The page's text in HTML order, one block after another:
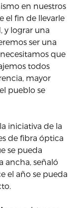
en nuestros
el fin de llevarle
y lograr una
ser una
que
todos
mayor
pueblo se
iniciativa de la
de fibra óptica
se pueda
ancha, señaló
el año se pueda